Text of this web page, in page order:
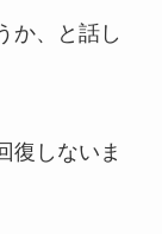
か、と話し
復しないま